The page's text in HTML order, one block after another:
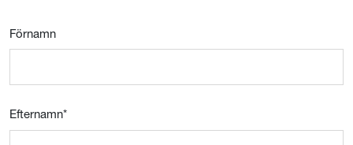
Förnamn
Efternamn*